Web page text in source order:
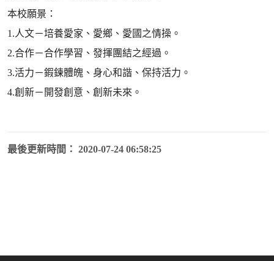
本校願景：
1.人文－培養愛家、愛鄉、愛國之情操。
2.合作－合作學習、發揮團結之經過。
3.活力－鍜鍊體魄、身心和諧、保持活力。
4.創新－開發創意、創新未來。
最後更新時間： 2020-07-24 06:58:25